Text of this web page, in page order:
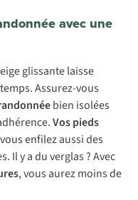
avec une
glissante laisse
Assurez-vous
bien isolées
Vos pieds
enfilez aussi des
Il y a du verglas ? Avec
, vous aurez moins de